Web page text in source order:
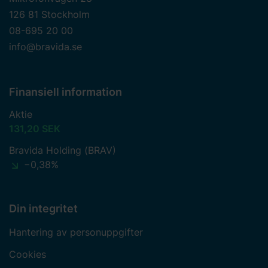
126 81 Stockholm
08-695 20 00
info@bravida.se
Finansiell information
Aktie
131,20 SEK
Bravida Holding (BRAV)
−0,38%
Din integritet
Hantering av personuppgifter
Cookies